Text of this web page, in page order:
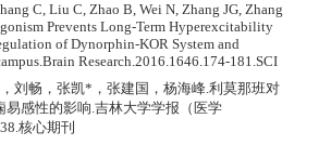
C, Liu C, Zhao B, Wei N, Zhang JG, Zhang
Prevents Long-Term Hyperexcitability
of Dynorphin-KOR System and
Research.2016.1646.174-181.SCI
刘畅，张凯*，张建国，杨海峰.利莫那班对
易感性的影响.吉林大学学报（医学
核心期刊